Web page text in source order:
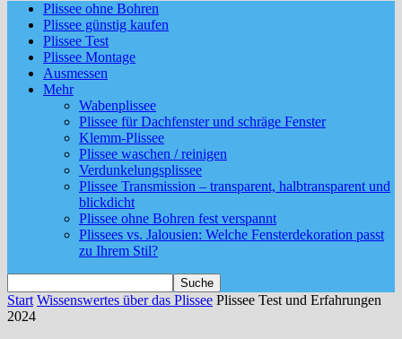
Plissee ohne Bohren
Plissee günstig kaufen
Plissee Test
Plissee Montage
Ausmessen
Mehr
Wabenplissee
Plissee für Dachfenster und schräge Fenster
Klemm-Plissee
Plissee waschen / reinigen
Verdunkelungsplissee
Plissee Transmission – transparent, halbtransparent und
blickdicht
Plissee ohne Bohren fest verspannt
Plissees vs. Jalousien: Welche Fensterdekoration passt
zu Ihrem Stil?
Start Wissenswertes über das Plissee Plissee Test und Erfahrungen
2024